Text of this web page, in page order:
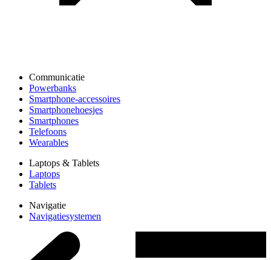
Communicatie
Powerbanks
Smartphone-accessoires
Smartphonehoesjes
Smartphones
Telefoons
Wearables
Laptops & Tablets
Laptops
Tablets
Navigatie
Navigatiesystemen